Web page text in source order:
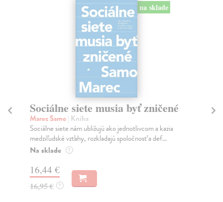
na sklade
Sociálne siete musia byť zničené
Marec Samo| Kniha
Sociálne siete nám ubližujú ako jednotlivcom a kazia
medziľudské vzťahy, rozkladajú spoločnosť a def...
Na sklade ?
16,44 €
16,95 € ?